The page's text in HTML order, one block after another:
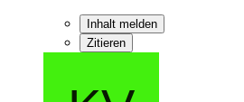
Inhalt melden
Zitieren